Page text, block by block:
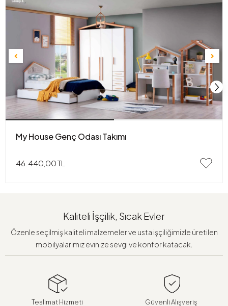
My House Genç Odası Takımı
46.440,00 TL
Kaliteli İşçilik, Sıcak Evler
Özenle seçilmiş kaliteli malzemeler ve usta işçiliğimizle üretilen
mobilyalarımız evinize sevgi ve konfor katacak.
Teslimat Hizmeti Güvenli Alışveriş